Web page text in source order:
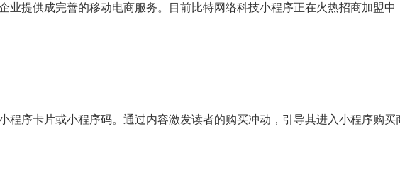
提供成完善的移动电商服务。目前比特网络科技小程序正在火热招商加盟中
程序卡片或小程序码。通过内容激发读者的购买冲动，引导其进入小程序购